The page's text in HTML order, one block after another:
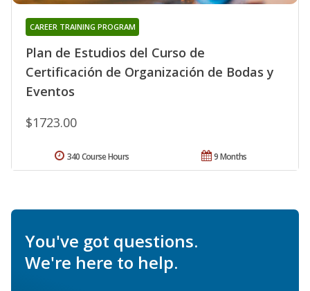
Plan de Estudios del Curso de
Certificación de Organización de Bodas y
Eventos
CAREER TRAINING PROGRAM
$1723.00
9 Months
340 Course Hours
You've got questions.
We're here to help.